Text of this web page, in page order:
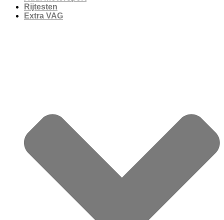
Rijtesten
Extra VAG